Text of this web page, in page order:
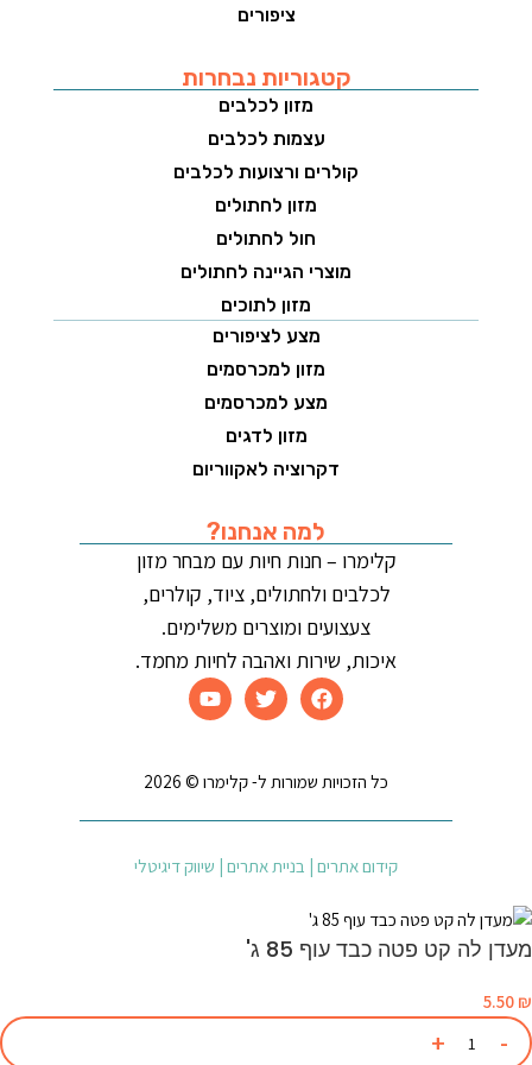
ציפורים
קטגוריות נבחרות
מזון לכלבים
עצמות לכלבים
קולרים ורצועות לכלבים
מזון לחתולים
חול לחתולים
מוצרי הגיינה לחתולים
מזון לתוכים
מצע לציפורים
מזון למכרסמים
מצע למכרסמים
מזון לדגים
דקרוציה לאקווריום
למה אנחנו?
קלימרו – חנות חיות עם מבחר מזון
לכלבים ולחתולים, ציוד, קולרים,
צעצועים ומוצרים משלימים.
איכות, שירות ואהבה לחיות מחמד.
כל הזכויות שמורות ל- קלימרו © 2026
קידום אתרים | בניית אתרים | שיווק דיגיטלי
מעדן לה קט פטה כבד עוף 85 ג'
5.50 ₪